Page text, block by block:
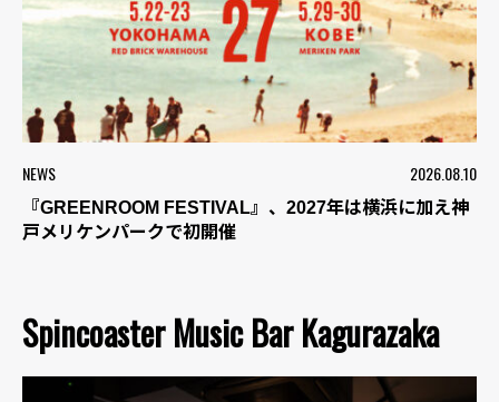
NEWS 2026.08.10
『GREENROOM FESTIVAL』、2027年は横浜に加え神
戸メリケンパークで初開催
Spincoaster Music Bar Kagurazaka